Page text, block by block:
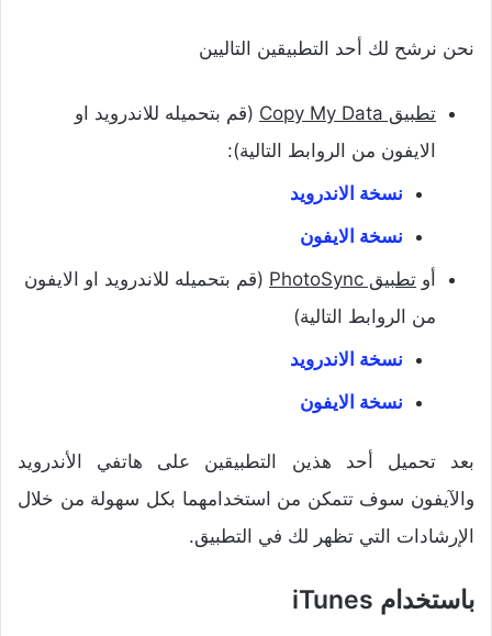
نحن نرشح لك أحد التطبيقين التاليين
تطبيق Copy My Data
(قم بتحميله للاندرويد او
الايفون من الروابط التالية):
نسخة الاندرويد
نسخة الايفون
أو تطبيق PhotoSync
(قم بتحميله للاندرويد او الايفون
من الروابط التالية)
نسخة الاندرويد
نسخة الايفون
بعد تحميل أحد هذين التطبيقين على هاتفي الأندرويد
والآيفون سوف تتمكن من استخدامهما بكل سهولة من خلال
الإرشادات التي تظهر لك في التطبيق.
باستخدام iTunes